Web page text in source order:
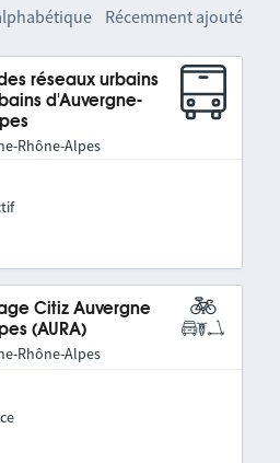
Récemment ajouté
réseaux urbains
d'Auvergne-
Rhône-Alpes
Citiz Auvergne
(AURA)
Rhône-Alpes